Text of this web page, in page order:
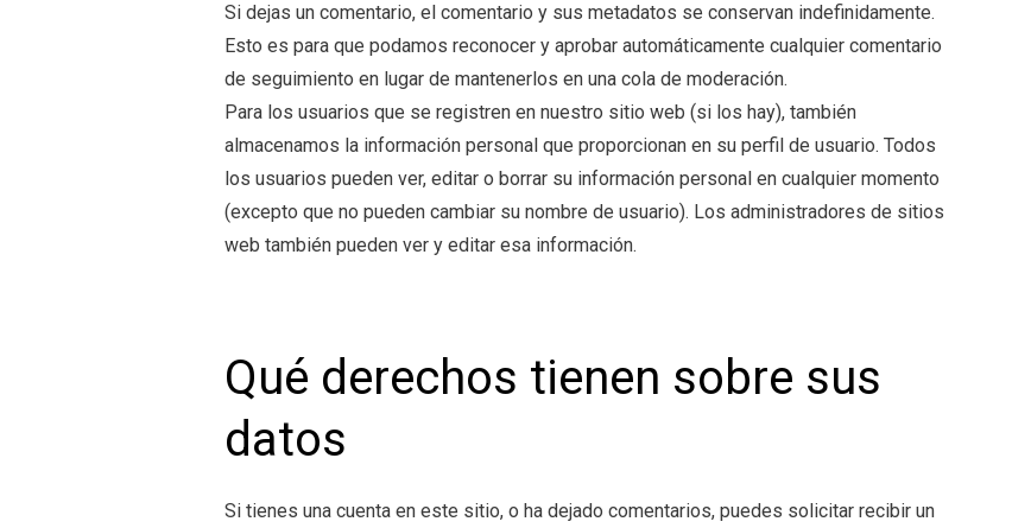
Si dejas un comentario, el comentario y sus metadatos se conservan indefinidamente.
Esto es para que podamos reconocer y aprobar automáticamente cualquier comentario
de seguimiento en lugar de mantenerlos en una cola de moderación.
Para los usuarios que se registren en nuestro sitio web (si los hay), también
almacenamos la información personal que proporcionan en su perfil de usuario. Todos
los usuarios pueden ver, editar o borrar su información personal en cualquier momento
(excepto que no pueden cambiar su nombre de usuario). Los administradores de sitios
web también pueden ver y editar esa información.
Qué derechos tienen sobre sus
datos
Si tienes una cuenta en este sitio, o ha dejado comentarios, puedes solicitar recibir un